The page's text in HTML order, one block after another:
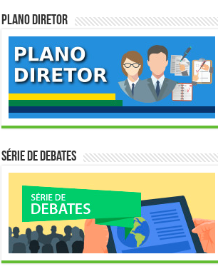
Plano Diretor
Série de Debates